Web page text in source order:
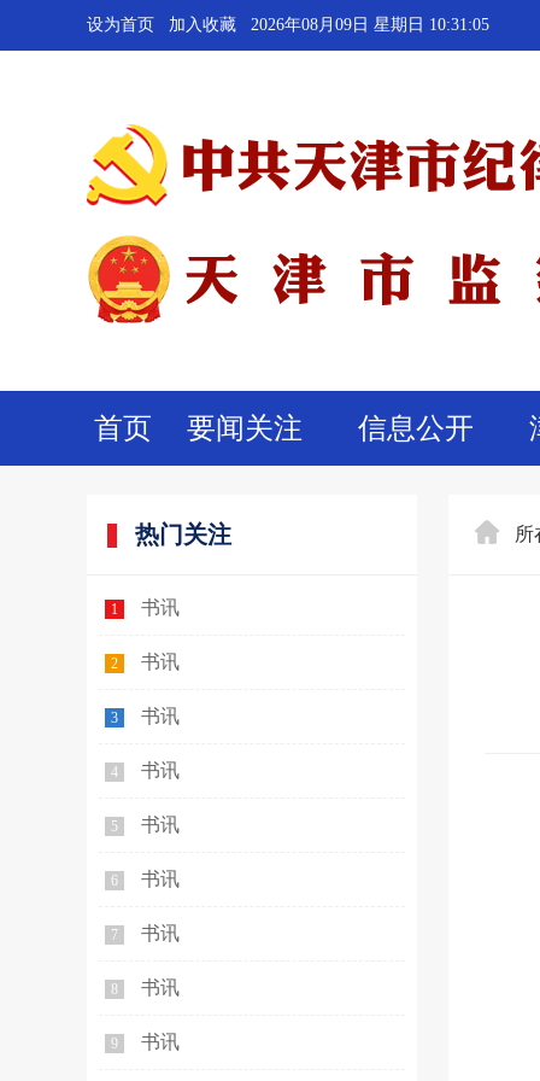
设为首页 加入收藏 2026年08月09日 星期日 10:31:06
首页 要闻关注 信息公开
热门关注
1 书讯
2 书讯
3 书讯
4 书讯
5 书讯
6 书讯
7 书讯
8 书讯
9 书讯
所